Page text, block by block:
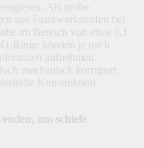
Als grobe
aus Faserwerkstoffen bei
im Bereich von etwa 0,1
Ringe können je nach
aufnehmen.
mechanisch korrigiert
Konstruktion
um schiefe